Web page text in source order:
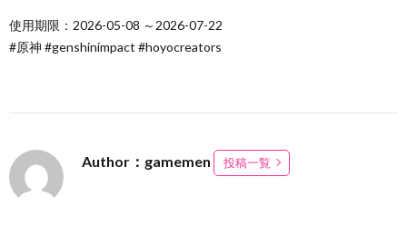
使用期限：2026-05-08 ～2026-07-22
#原神 #genshinimpact #hoyocreators
Author：gamemen 投稿一覧